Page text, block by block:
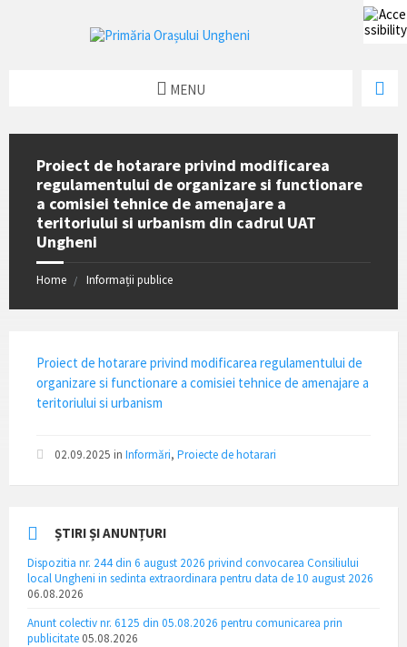
MENU
Proiect de hotarare privind modificarea
regulamentului de organizare si functionare
a comisiei tehnice de amenajare a
teritoriului si urbanism din cadrul UAT
Ungheni
Home Informații publice
Proiect de hotarare privind modificarea regulamentului de
organizare si functionare a comisiei tehnice de amenajare a
teritoriului si urbanism
02.09.2025 in Informări, Proiecte de hotarari
ȘTIRI ȘI ANUNȚURI
Dispozitia nr. 244 din 6 august 2026 privind convocarea Consiliului
local Ungheni in sedinta extraordinara pentru data de 10 august 2026
06.08.2026
Anunt colectiv nr. 6125 din 05.08.2026 pentru comunicarea prin
publicitate 05.08.2026